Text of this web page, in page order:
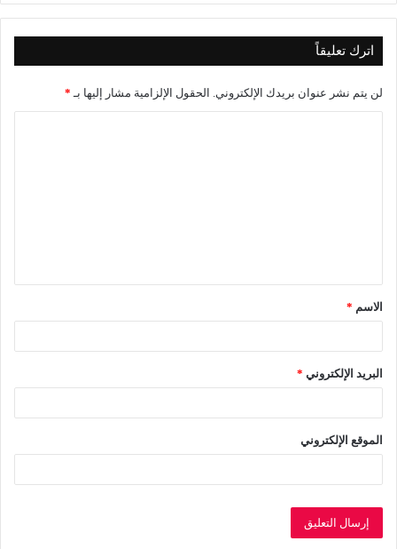
اترك تعليقاً
لن يتم نشر عنوان بريدك الإلكتروني. الحقول الإلزامية مشار إليها بـ *
ق
*الاسم *
البريد الإلكتروني *
الموقع الإلكتروني